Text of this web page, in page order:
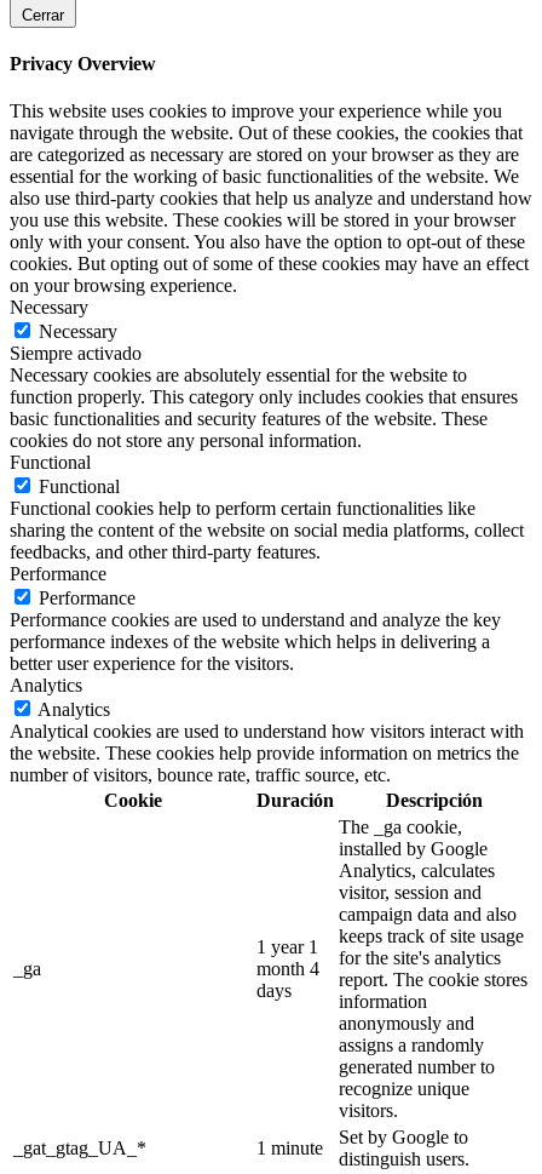
Cerrar
Privacy Overview
This website uses cookies to improve your experience while you
navigate through the website. Out of these cookies, the cookies that
are categorized as necessary are stored on your browser as they are
essential for the working of basic functionalities of the website. We
also use third-party cookies that help us analyze and understand how
you use this website. These cookies will be stored in your browser
only with your consent. You also have the option to opt-out of these
cookies. But opting out of some of these cookies may have an effect
on your browsing experience.
Necessary
Necessary
Siempre activado
Necessary cookies are absolutely essential for the website to
function properly. This category only includes cookies that ensures
basic functionalities and security features of the website. These
cookies do not store any personal information.
Functional
Functional
Functional cookies help to perform certain functionalities like
sharing the content of the website on social media platforms, collect
feedbacks, and other third-party features.
Performance
Performance
Performance cookies are used to understand and analyze the key
performance indexes of the website which helps in delivering a
better user experience for the visitors.
Analytics
Analytics
Analytical cookies are used to understand how visitors interact with
the website. These cookies help provide information on metrics the
number of visitors, bounce rate, traffic source, etc.
Cookie
Duración Descripción
_ga
1 year 1
month 4
days
The _ga cookie,
installed by Google
Analytics, calculates
visitor, session and
campaign data and also
keeps track of site usage
for the site's analytics
report. The cookie stores
information
anonymously and
assigns a randomly
generated number to
recognize unique
visitors.
_gat_gtag_UA_*
1 minute
Set by Google to
distinguish users.